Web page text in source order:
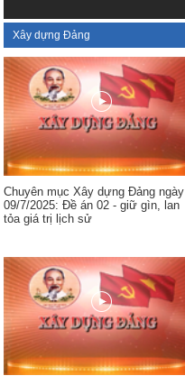
Xây dựng Đảng
Chuyên mục Xây dựng Đảng ngày
09/7/2025: Đề án 02 - giữ gìn, lan
tỏa giá trị lịch sử